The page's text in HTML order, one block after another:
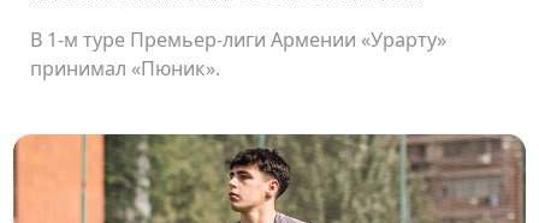
В 1-м туре Премьер-лиги Армении «Урарту»
принимал «Пюник».